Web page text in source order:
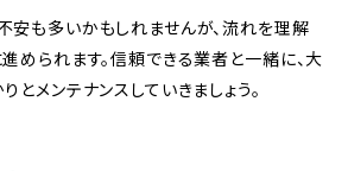
も多いかもしれませんが、流れを理解
められます。信頼できる業者と一緒に、大
とメンテナンスしていきましょう。